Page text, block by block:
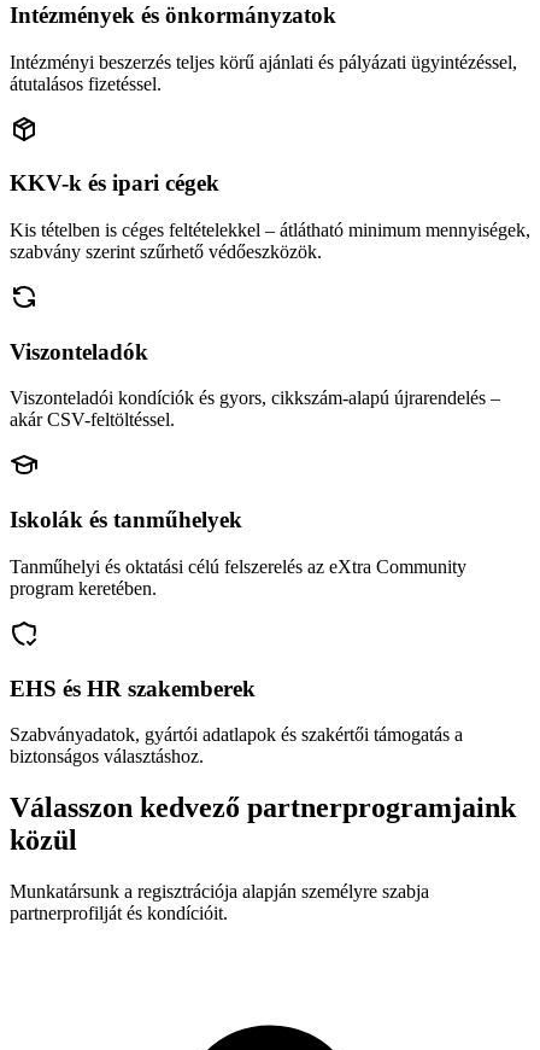
Intézmények és önkormányzatok
Intézményi beszerzés teljes körű ajánlati és pályázati ügyintézéssel,
átutalásos fizetéssel.
KKV-k és ipari cégek
Kis tételben is céges feltételekkel – átlátható minimum mennyiségek,
szabvány szerint szűrhető védőeszközök.
Viszonteladók
Viszonteladói kondíciók és gyors, cikkszám-alapú újrarendelés –
akár CSV-feltöltéssel.
Iskolák és tanműhelyek
Tanműhelyi és oktatási célú felszerelés az eXtra Community
program keretében.
EHS és HR szakemberek
Szabványadatok, gyártói adatlapok és szakértői támogatás a
biztonságos választáshoz.
Válasszon kedvező partnerprogramjaink
közül
Munkatársunk a regisztrációja alapján személyre szabja
partnerprofilját és kondícióit.